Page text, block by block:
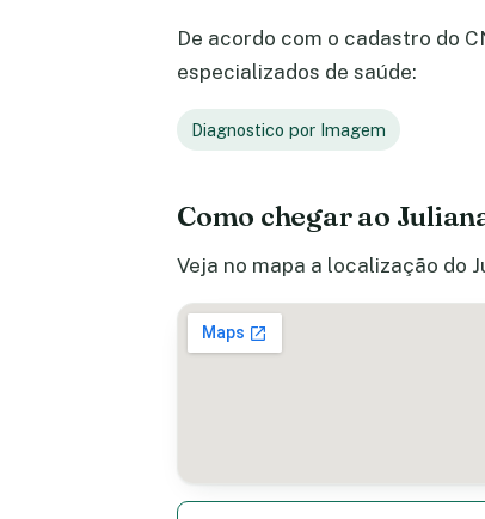
De acordo com o cadastro do
especializados de saúde:
Diagnostico por Imagem
Como chegar ao
Veja no mapa a localização do